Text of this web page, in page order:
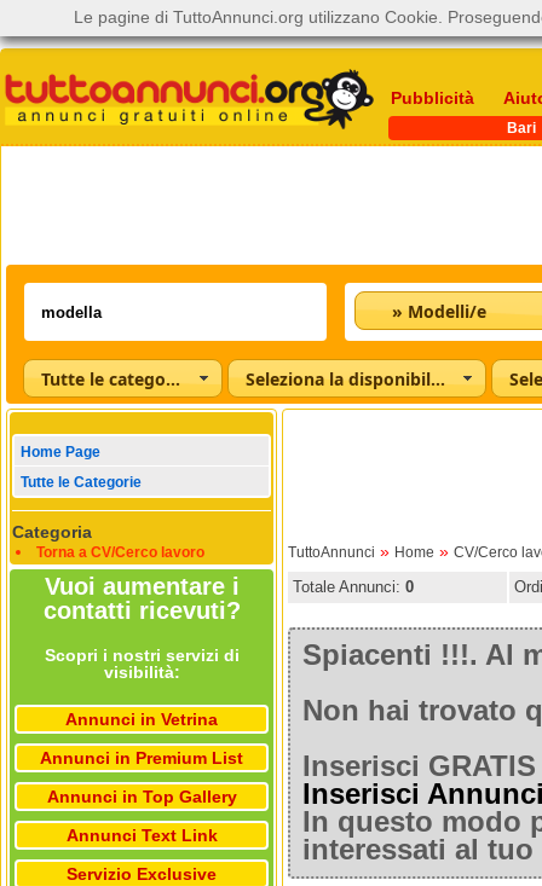
Pubblicità
Bari
» Modelli/e
Tutte le categorie Seleziona la disponibilità
Home Page
Tutte le Categorie
Categoria
Torna a CV/Cerco lavoro
Vuoi aumentare i
contatti ricevuti?
Scopri i nostri servizi di
visibilità:
Annunci in Vetrina
Annunci in Premium List
Annunci in Top Gallery
Annunci Text Link
Servizio Exclusive
TuttoAnnunci » Home » CV/Cerco
Totale Annunci: 0
Spiacenti !!!. Al
Non hai trovato
Inserisci
Inserisci
In questo modo
interessati al
Le pagine di TuttoAnnunci.org utilizzano Cookie.